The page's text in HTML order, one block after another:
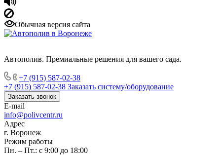
Обычная версия сайта
Автополив. Премиальные решения для вашего сада.
+7 (915) 587-02-38
+7 (915) 587-02-38 Заказать систему/оборудование
Заказать звонок
E-mail
info@polivcentr.ru
Адрес
г. Воронеж
Режим работы
Пн. – Пт.: с 9:00 до 18:00